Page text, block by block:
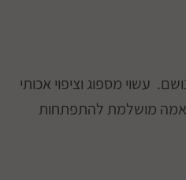
עשוי מספוג וציפוי אכותי
מושלמת להתפתחות